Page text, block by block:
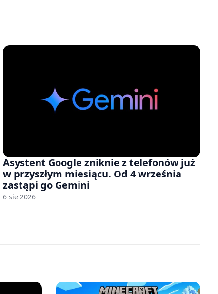
Asystent Google zniknie z telefonów już
w przyszłym miesiącu. Od 4 września
zastąpi go Gemini
6 sie 2026